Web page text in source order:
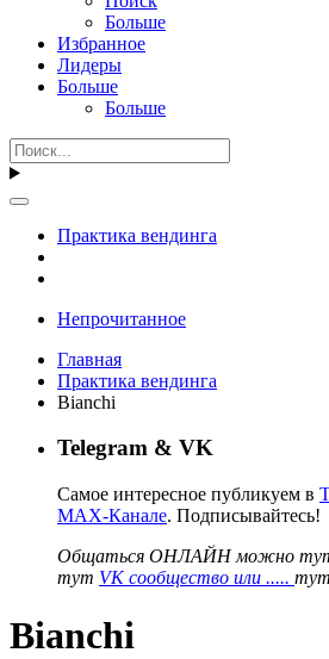
Больше
Избранное
Лидеры
Больше
Больше
Практика вендинга
Непрочитанное
Главная
Практика вендинга
Bianchi
Telegram & VK
Самое интересное публикуем в
MAX-Канале. Подписывайтесь!
Общаться ОНЛАЙН можно
тут VK сообщество или ..... тут
Bianchi